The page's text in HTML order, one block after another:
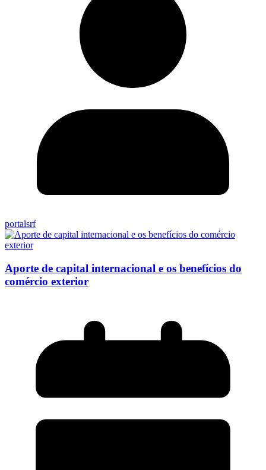
portalsrf
Aporte de capital internacional e os benefícios do
comércio exterior